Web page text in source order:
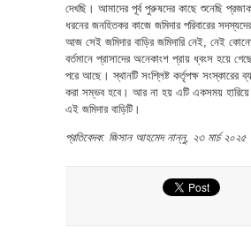
দেখছি। আমাদের পূর্ব পুরুষদের কাছে শুনেছি
ধরনের জনহিতকর কাজে জমিদার পরিবারের
আজ সেই জমিদার বাড়ির জমিদারি নেই, নেই
বর্তমানে প্রাসাদের অনেকাংশ প্রায় ধ্বংস হয়ে
পরে আছে। স্থানটি সংশ্লিষ্ট কর্তৃপক্ষ সংস্কারের
করা সম্ভব হবে। আর না হয় এটি একসময় হারিয়ে
এই জমিদার বাড়িটি।
প্রতিবেদক: জিসান আহমেদ নান্নু, ২৩ মার্চ ২০২৫